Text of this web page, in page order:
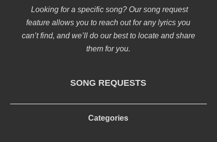
Looking for a specific song? Our song request
feature allows you to reach out for any lyrics you
can’t find, and we’ll do our best to locate and share
them for you.
SONG REQUESTS
Categories